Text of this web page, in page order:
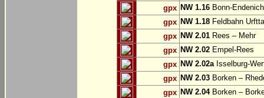
gpx NW 1.16 Bonn-
gpx NW 1.18 Feldbahn
gpx NW 2.01 Rees – Mehr
gpx NW 2.02 Empel-Rees
gpx NW 2.02aIsselburg-
gpx NW 2.03 Borken –
gpx NW 2.04Borken –